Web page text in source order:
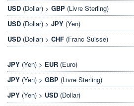
USD (Dollar) > GBP (Livre Sterling)
USD (Dollar) > JPY (Yen)
USD (Dollar) > CHF (Franc Suisse)
JPY (Yen) > EUR (Euro)
JPY (Yen) > GBP (Livre Sterling)
JPY (Yen) > USD (Dollar)